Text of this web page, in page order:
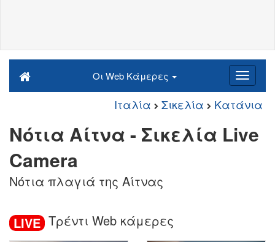
Οι Web Κάμερες
Ιταλία Σικελία Κατάνια
Νότια Αίτνα - Σικελία Live
Camera
Νότια πλαγιά της Αίτνας
LIVE Τρέντι Web κάμερες